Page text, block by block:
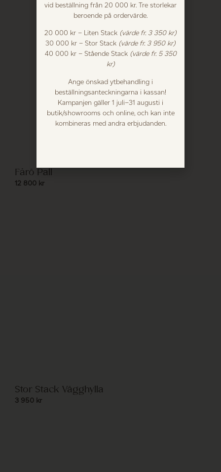
Fårö Pall
12 800 kr
Stor Stack Vägghylla
3 950 kr
vid beställning från 20 000 kr. Tre storlekar
beroende på ordervärde.
20 000 kr – Liten Stack (värde fr. 3 350 kr)
30 000 kr – Stor Stack (värde fr. 3 950 kr)
40 000 kr – Stående Stack (värde fr. 5 350
kr)
Ange önskad ytbehandling i
beställningsanteckningarna i kassan!
Kampanjen gäller 1 juli–31 augusti i
butik/showrooms och online, och kan inte
kombineras med andra erbjudanden.